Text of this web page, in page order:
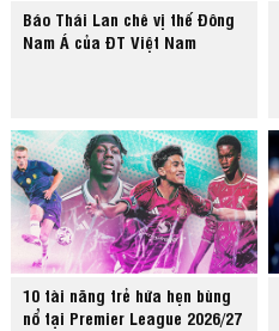
Báo Thái Lan chê vị thế Đông
Nam Á của ĐT Việt Nam
10 tài năng trẻ hứa hẹn bùng
nổ tại Premier League 2026/27